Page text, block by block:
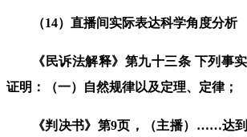
（14）直播间实际表达科学角 度分析
《 民诉法解释》 第九十三条 下列事
证明：（一）
自然规律以及定理、 定律；
《判决书》第9页，（主播） ……达